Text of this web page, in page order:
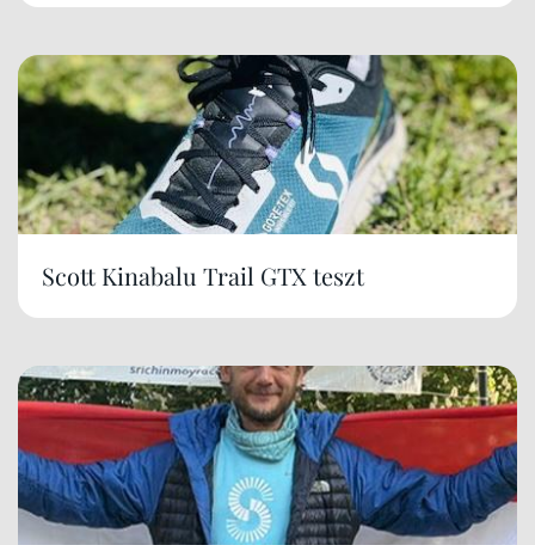
Scott Kinabalu Trail GTX teszt